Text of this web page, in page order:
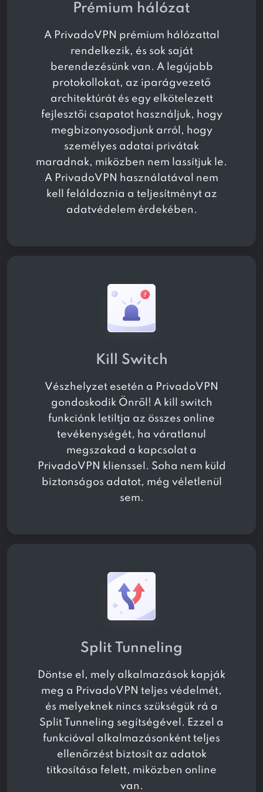
Prémium hálózat
A PrivadoVPN prémium hálózattal
rendelkezik, és sok saját
berendezésünk van. A legújabb
protokollokat, az iparágvezető
architektúrát és egy elkötelezett
fejlesztői csapatot használjuk, hogy
megbizonyosodjunk arról, hogy
személyes adatai privátak
maradnak, miközben nem lassítjuk le.
A PrivadoVPN használatával nem
kell feláldoznia a teljesítményt az
adatvédelem érdekében.
Kill Switch
Vészhelyzet esetén a PrivadoVPN
gondoskodik Önről! A kill switch
funkciónk letiltja az összes online
tevékenységét, ha váratlanul
megszakad a kapcsolat a
PrivadoVPN klienssel. Soha nem küld
biztonságos adatot, még véletlenül
sem.
Split Tunneling
Döntse el, mely alkalmazások kapják
meg a PrivadoVPN teljes védelmét,
és melyeknek nincs szükségük rá a
Split Tunneling segítségével. Ezzel a
funkcióval alkalmazásonként teljes
ellenőrzést biztosít az adatok
titkosítása felett, miközben online
van.